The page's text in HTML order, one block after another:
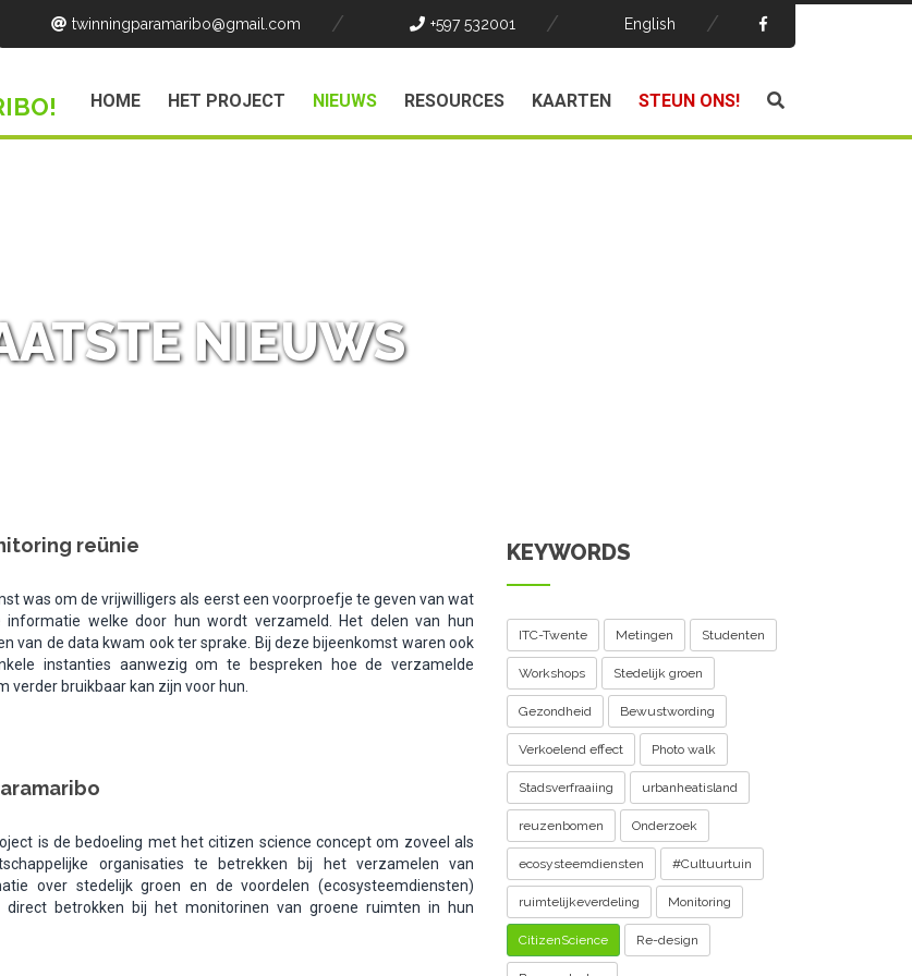
twinningparamaribo@gmail.com +597 532001 English
HOME HET PROJECT NIEUWS RESOURCES KAARTEN STEUN ONS!
NIEUWS
reünie
was om de vrijwilligers als eerst een voorproefje te geven van wat
welke door hun wordt verzameld. Het delen van hun
van de data kwam ook ter sprake. Bij deze bijeenkomst waren ook
instanties aanwezig om te bespreken hoe de verzamelde
verder bruikbaar kan zijn voor hun.
is de bedoeling met het citizen science concept om zoveel als
organisaties te betrekken bij het verzamelen van
over stedelijk groen en de voordelen (ecosysteemdiensten)
direct betrokken bij het monitorinen van groene ruimten in hun
KEYWORDS
ITC-Twente Metingen Studenten
Workshops Stedelijk groen
Gezondheid Bewustwording
Verkoelend effect Photo walk
Stadsverfraaiing urbanheatisland
reuzenbomen Onderzoek
ecosysteemdiensten #Cultuurtuin
ruimtelijkeverdeling Monitoring
CitizenScience Re-design